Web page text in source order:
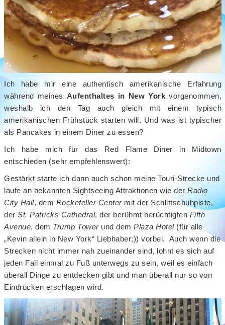
Ich habe mir eine authentisch amerikanische Erfahrung
während meines Aufenthaltes in New York vorgenommen,
weshalb ich den Tag auch gleich mit einem typisch
amerikanischen Frühstück starten will. Und was ist typischer
als Pancakes in einem Diner zu essen?
Ich habe mich für das Red Flame Diner in Midtown
entschieden (sehr empfehlenswert):
Gestärkt starte ich dann auch schon meine Touri-Strecke und
laufe an bekannten Sightseeing Attraktionen wie der Radio
City Hall, dem Rockefeller Centermit der Schlittschuhpiste,
der St. Patricks Cathedral, der berühmt berüchtigten Fifth
Avenue, dem Trump Towerund dem Plaza Hotel(für alle
„Kevin allein in New York“ Liebhaber;)) vorbei. Auch wenn die
Strecken nicht immer nah zueinander sind, lohnt es sich auf
jeden Fall einmal zu Fuß unterwegs zu sein, weil es einfach
überall Dinge zu entdecken gibt und man überall nur so von
Eindrücken erschlagen wird.